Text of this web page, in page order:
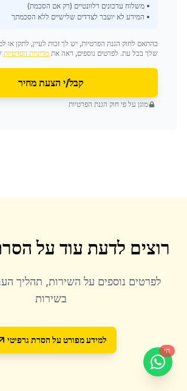
• משלוח עדכונים רלוונטיים (רק אם הסכמת)
• המידע לא יועבר לצדדים שלישיים ללא הסכמתך
בהתאם לחוק הגנת הפרטיות, יש לך זכות לעיין, לתקן או
שלך בכל עת. לפרטים נוספים, ראה את מדיניות הפרטיות
קבל/י הצעת מחיר
מוגן על פי חוק הגנת הפרטיות
רוצים לדעת עוד על
לפרטים נוספים על השירות, תהליך
בשירות
למידע מפורט על הסרת גרפיטי
חי